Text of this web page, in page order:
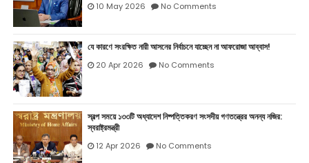
10 May 2026 No Comments
যে কারণে সংরক্ষিত নারী আসনের নির্বাচনে যাচ্ছেন না আফরোজা আব্বাস!
20 Apr 2026 No Comments
স্বল্প সময়ে ১৩৩টি অধ্যাদেশ নিষ্পত্তিকরণ সংসদীয় গণতন্ত্রের অনন্য নজির:
স্বরাষ্ট্রমন্ত্রী
12 Apr 2026 No Comments